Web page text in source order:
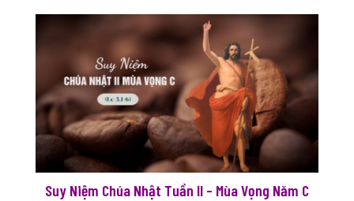
Suy Niệm Chúa Nhật Tuần II – Mùa Vọng Năm C